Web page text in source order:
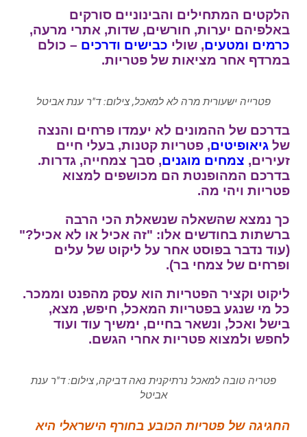
הלקטים המתחילים והבינוניים סורקים
באלפיהם יערות, חורשים, שדות, אתרי מרעה,
כרמים ומטעים, שולי כבישים ודרכים – כולם
במרדף אחר מציאות של פטריות.
פטרייה ישעורית מרה לא למאכל, צילום: ד"ר ענת אביטל
בדרכם של ההמונים לא יעמדו פרחים והנצה
של גיאופיטים, פטריות קטנות, בעלי חיים
זעירים, צמחים מוגנים, סבך צמחייה, גדרות.
בדרכם המהופנטת הם מכושפים למצוא
פטריות ויהי מה.
כך נמצא שהשאלה שנשאלת הכי הרבה
ברשתות בחודשים אלו: "זה אכיל או לא אכיל?"
(עוד נדבר בפוסט אחר על ליקוט של עלים
ופרחים של צמחי בר).
ליקוט וקציר הפטריות הוא עסק מהפנט וממכר.
כל מי שנגע בפטריות המאכל, חיפש, מצא,
בישל ואכל, ונשאר בחיים, ימשיך עוד ועוד
לחפש ולמצוא פטריות אחרי הגשם.
פטריה טובה למאכל נרתיקנית נאה דביקה, צילום: ד"ר ענת
אביטל
החגיגה של פטריות הכובע בחורף הישראלי היא